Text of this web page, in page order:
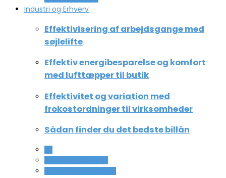
Industri og Erhverv
Effektivisering af arbejdsgange med
søjlelifte
Effektiv energibesparelse og komfort
med lufttæpper til butik
Effektivitet og variation med
frokostordninger til virksomheder
Sådan finder du det bedste billån